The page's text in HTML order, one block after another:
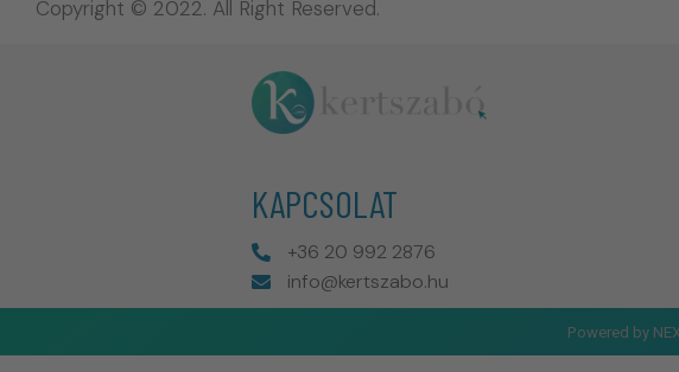
Copyright © 2022. All Right Reserved.
KAPCSOLAT
+36 20 992 2876
info@kertszabo.hu
Powered by